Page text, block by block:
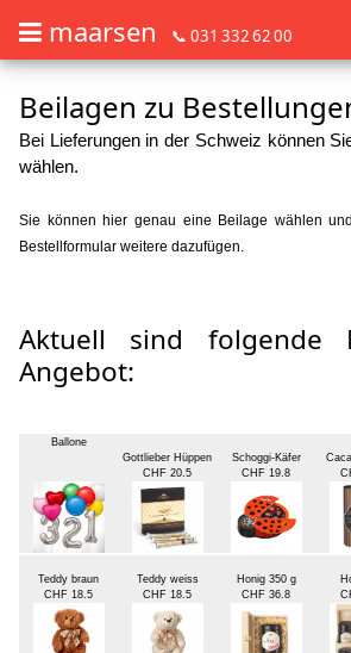
Barrierefrei Blumen bestellen mit
maarsen 📞 031 332 62 00
Barrierefrei Blumen bestellen mit
Beilagen zu
Bei Lieferungen in der Schweiz können
wählen.
Sie können hier genau eine Beilage wählen
Bestellformular weitere dazufügen.
Aktuell sind folgende
Angebot:
Ballone
Gottlieber Hüppen
CHF 20.5
Schoggi-Käfer
CHF 19.8
Teddy braun
CHF 18.5
Teddy weiss
CHF 18.5
Honig 350 g
CHF 36.8